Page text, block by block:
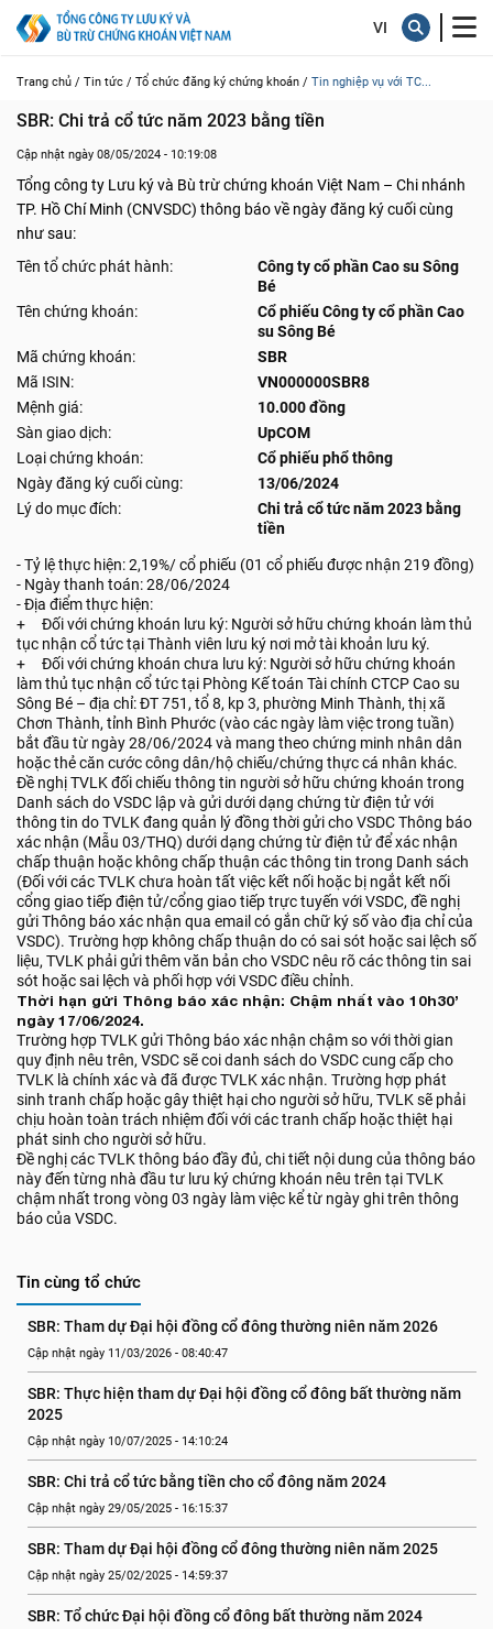
Trang chủ / Tin tức / Tổ chức đăng ký chứng khoán / Tin nghiệp vụ với TC...
SBR: Chi trả cổ tức năm 2023 bằng tiền
Cập nhật ngày 08/05/2024 - 10:19:08
Tổng công ty Lưu ký và Bù trừ chứng khoán Việt Nam – Chi nhánh
TP. Hồ Chí Minh (CNVSDC) thông báo về ngày đăng ký cuối cùng
như sau:
Tên tổ chức phát hành:
Công ty cổ phần Cao su Sông
Bé
Tên chứng khoán:
Cổ phiếu Công ty cổ phần Cao
su Sông Bé
Mã chứng khoán:
SBR
Mã ISIN:
VN000000SBR8
Mệnh giá:
10.000 đồng
Sàn giao dịch:
UpCOM
Loại chứng khoán:
Cổ phiếu phổ thông
Ngày đăng ký cuối cùng:
13/06/2024
Lý do mục đích:
Chi trả cổ tức năm 2023 bằng
tiền
- Tỷ lệ thực hiện: 2,19%/ cổ phiếu (01 cổ phiếu được nhận 219 đồng)
- Ngày thanh toán: 28/06/2024
- Địa điểm thực hiện:
+ Đối với chứng khoán lưu ký: Người sở hữu chứng khoán làm thủ
tục nhận cổ tức tại Thành viên lưu ký nơi mở tài khoản lưu ký.
+ Đối với chứng khoán chưa lưu ký: Người sở hữu chứng khoán
làm thủ tục nhận cổ tức tại Phòng Kế toán Tài chính CTCP Cao su
Sông Bé – địa chỉ: ĐT 751, tổ 8, kp 3, phường Minh Thành, thị xã
Chơn Thành, tỉnh Bình Phước (vào các ngày làm việc trong tuần)
bắt đầu từ ngày 28/06/2024 và mang theo chứng minh nhân dân
hoặc thẻ căn cước công dân/hộ chiếu/chứng thực cá nhân khác.
Đề nghị TVLK đối chiếu thông tin người sở hữu chứng khoán trong
Danh sách do VSDC lập và gửi dưới dạng chứng từ điện tử với
thông tin do TVLK đang quản lý đồng thời gửi cho VSDC Thông báo
xác nhận (Mẫu 03/THQ) dưới dạng chứng từ điện tử để xác nhận
chấp thuận hoặc không chấp thuận các thông tin trong Danh sách
(Đối với các TVLK chưa hoàn tất việc kết nối hoặc bị ngắt kết nối
cổng giao tiếp điện tử/cổng giao tiếp trực tuyến với VSDC, đề nghị
gửi Thông báo xác nhận qua email có gắn chữ ký số vào địa chỉ của
VSDC). Trường hợp không chấp thuận do có sai sót hoặc sai lệch số
liệu, TVLK phải gửi thêm văn bản cho VSDC nêu rõ các thông tin sai
sót hoặc sai lệch và phối hợp với VSDC điều chỉnh.
Thời hạn gửi Thông báo xác nhận: Chậm nhất vào 10h30’
ngày 17/06/2024.
Trường hợp TVLK gửi Thông báo xác nhận chậm so với thời gian
quy định nêu trên, VSDC sẽ coi danh sách do VSDC cung cấp cho
TVLK là chính xác và đã được TVLK xác nhận. Trường hợp phát
sinh tranh chấp hoặc gây thiệt hại cho người sở hữu, TVLK sẽ phải
chịu hoàn toàn trách nhiệm đối với các tranh chấp hoặc thiệt hại
phát sinh cho người sở hữu.
Đề nghị các TVLK thông báo đầy đủ, chi tiết nội dung của thông báo
này đến từng nhà đầu tư lưu ký chứng khoán nêu trên tại TVLK
chậm nhất trong vòng 03 ngày làm việc kể từ ngày ghi trên thông
báo của VSDC.
Tin cùng tổ chức
SBR: Tham dự Đại hội đồng cổ đông thường niên năm 2026
Cập nhật ngày 11/03/2026 - 08:40:47
SBR: Thực hiện tham dự Đại hội đồng cổ đông bất thường năm
2025
Cập nhật ngày 10/07/2025 - 14:10:24
SBR: Chi trả cổ tức bằng tiền cho cổ đông năm 2024
Cập nhật ngày 29/05/2025 - 16:15:37
SBR: Tham dự Đại hội đồng cổ đông thường niên năm 2025
Cập nhật ngày 25/02/2025 - 14:59:37
SBR: Tổ chức Đại hội đồng cổ đông bất thường năm 2024